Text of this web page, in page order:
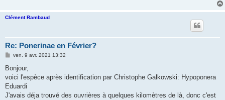
Clément Rambaud
Re: Ponerinae en Février?
M
s
a
g
ven. 9 avr. 2021 13:32
Bonjour,
voici l'espèce après identification par Christophe Galkowski: Hypoponera
Eduardi
J'avais déja trouvé des ouvrières à quelques kilomètres de là, donc c'est